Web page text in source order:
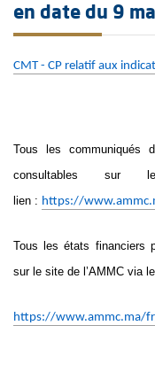
en date du 9
CMT - CP relatif aux
Tous les communiqués
consultables
lien : https://
Tous les états financiers
sur le site de l’AMMC via
https://www.ammc.ma/